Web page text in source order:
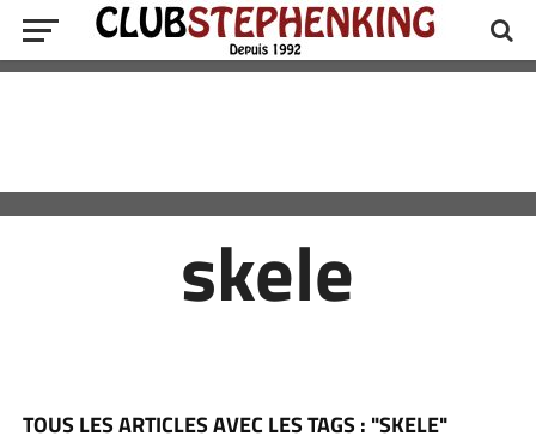
skele
TOUS LES ARTICLES AVEC LES TAGS : "SKELE"